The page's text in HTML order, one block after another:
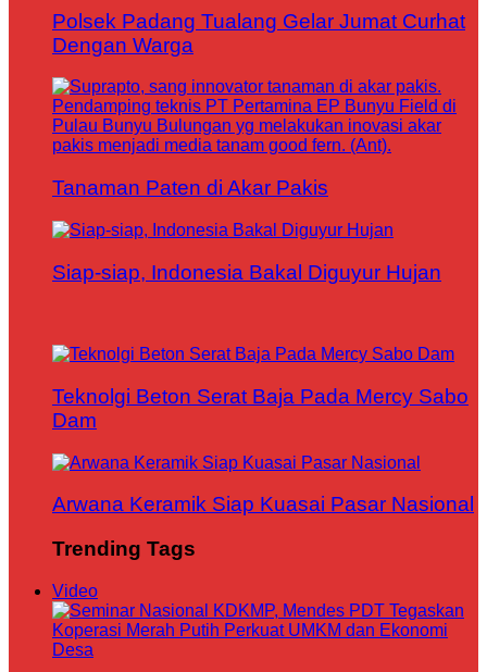
Polsek Padang Tualang Gelar Jumat Curhat
Dengan Warga
Tanaman Paten di Akar Pakis
Siap-siap, Indonesia Bakal Diguyur Hujan
Teknolgi Beton Serat Baja Pada Mercy Sabo
Dam
Arwana Keramik Siap Kuasai Pasar Nasional
Trending Tags
Video